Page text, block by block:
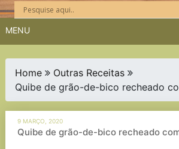
MENU
Home
Outras Receitas
Quibe de grão-de-bico recheado
9 MARÇO, 2020
Quibe de grão-de-bico recheado